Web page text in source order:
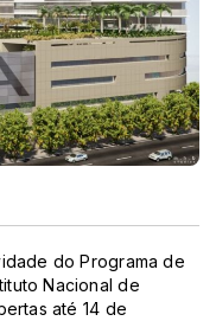
do Programa de
Nacional de
até 14 de